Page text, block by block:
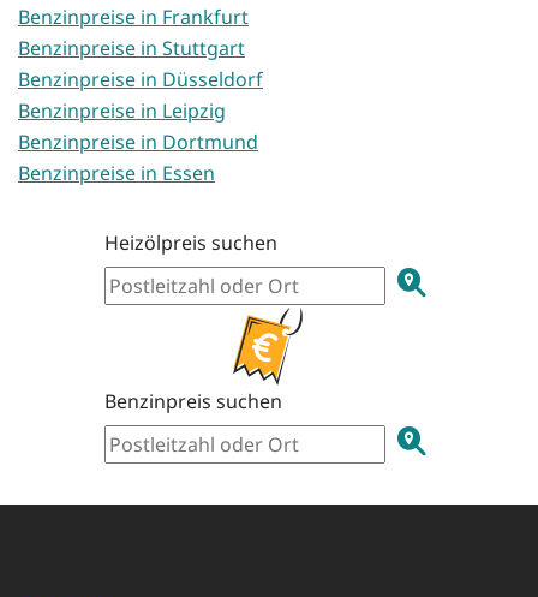
Benzinpreise in Frankfurt
Benzinpreise in Stuttgart
Benzinpreise in Düsseldorf
Benzinpreise in Leipzig
Benzinpreise in Dortmund
Benzinpreise in Essen
Heizölpreis suchen
Benzinpreis suchen